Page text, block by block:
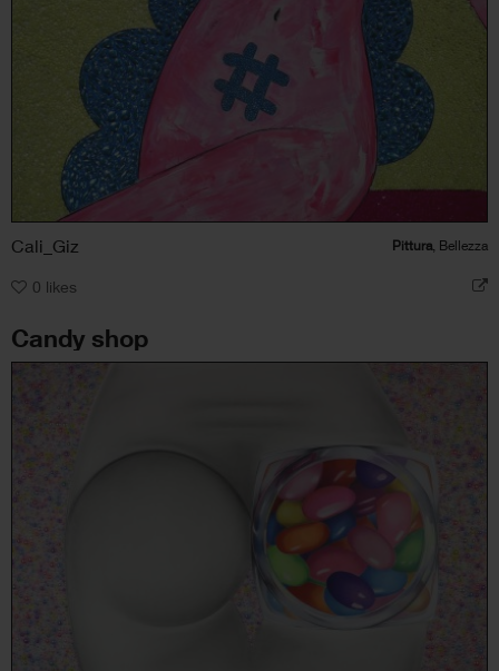
Cali_Giz Pittura , Bellezza
0 likes
Candy shop